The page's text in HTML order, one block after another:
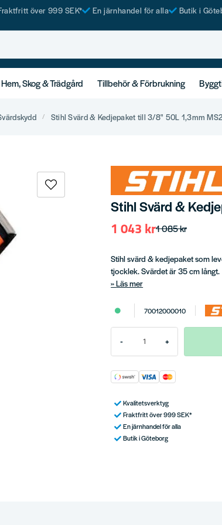
över 999 SEK* En järnhandel för alla Butik i
Hem, Skog & Trädgård Tillbehör & Förbrukning
Stihl Svärd & Kedjepaket till 3/8" 50L 1,3mm
Stihl Svärd &
1 085 kr
1 043 kr
Stihl svärd & kedjepaket som
tjocklek. Svärdet är 35 cm långt.
Läs mer
70012000010
- +
Kvalitetsverktyg
Fraktfritt över 999 SEK*
En järnhandel för alla
Butik i Göteborg